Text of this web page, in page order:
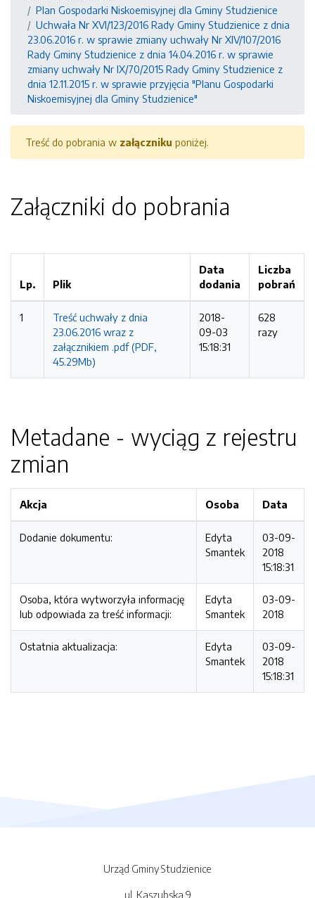
Plan Gospodarki Niskoemisyjnej dla Gminy Studzienice
Uchwała Nr XVI/123/2016 Rady Gminy Studzienice z dnia
23.06.2016 r. w sprawie zmiany uchwały Nr XIV/107/2016
Rady Gminy Studzienice z dnia 14.04.2016 r. w sprawie
zmiany uchwały Nr IX/70/2015 Rady Gminy Studzienice z
dnia 12.11.2015 r. w sprawie przyjęcia "Planu Gospodarki
Niskoemisyjnej dla Gminy Studzienice"
Treść do pobrania w załączniku poniżej.
Załączniki do pobrania
Lp. Plik
Data
dodania
Liczba
pobrań
1
Treść uchwały z dnia
23.06.2016 wraz z
załącznikiem .pdf (PDF,
45.29Mb)
2018-
09-03
15:18:31
628
razy
Metadane - wyciąg z rejestru
zmian
Akcja Osoba Data
Dodanie dokumentu:
Edyta
Smantek
03-09-
2018
15:18:31
Osoba, która wytworzyła informację
lub odpowiada za treść informacji:
Edyta
Smantek
03-09-
2018
Ostatnia aktualizacja:
Edyta
Smantek
03-09-
2018
15:18:31
Urząd Gminy Studzienice
ul. Kaszubska 9